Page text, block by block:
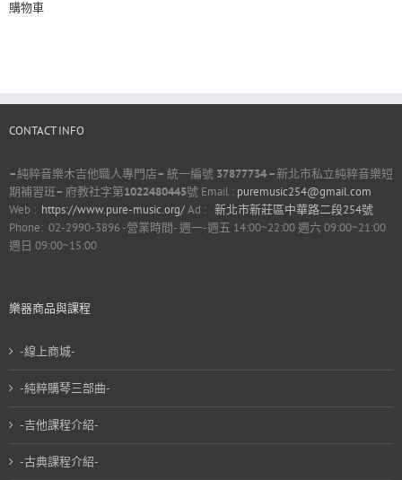
購物車
CONTACT INFO
–純粹音樂木吉他職人專門店– 統一編號 37877734 –新北市私立純粹音樂短
期補習班– 府教社字第1022480445號 Email : puremusic254@gmail.com
Web : https://www.pure-music.org/Ad : 新北市新莊區中華路二段254號
Phone: 02-2990-3896 -營業時間- 週一-週五 14:00~22:00 週六 09:00~21:00
週日 09:00~15:00
樂器商品與課程
-線上商城-
-純粹購琴三部曲-
-吉他課程介紹-
-古典課程介紹-